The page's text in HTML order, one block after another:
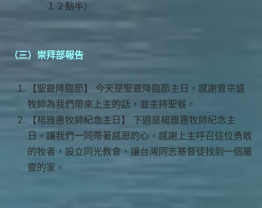
１２點半）
（三）崇拜部報告
【聖靈降臨節】 今天是聖靈降臨節主日，感謝曾宗盛
牧師為我們帶來上主的話，並主持聖餐。
【楊雅惠牧師紀念主日】 下週是楊雅惠牧師紀念主
日，讓我們一同帶著感恩的心，感謝上主呼召這位勇敢
的牧者，設立同光教會，讓台灣同志基督徒找到一個屬
靈的家。